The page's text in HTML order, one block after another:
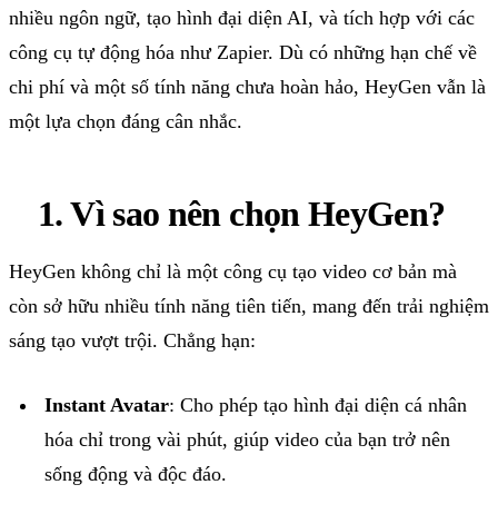
nhiều ngôn ngữ, tạo hình đại diện AI, và tích hợp với các
công cụ tự động hóa như Zapier. Dù có những hạn chế về
chi phí và một số tính năng chưa hoàn hảo, HeyGen vẫn là
một lựa chọn đáng cân nhắc.
1.Vì sao nên chọn HeyGen?
HeyGen không chỉ là một công cụ tạo video cơ bản mà
còn sở hữu nhiều tính năng tiên tiến, mang đến trải nghiệm
sáng tạo vượt trội. Chẳng hạn:
Instant Avatar: Cho phép tạo hình đại diện cá nhân
hóa chỉ trong vài phút, giúp video của bạn trở nên
sống động và độc đáo.